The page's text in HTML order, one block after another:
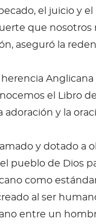
el juicio y
que
aseguró la
el Libro
adoración y la
y dotado a
pueblo de Dios
como
al ser
entre un